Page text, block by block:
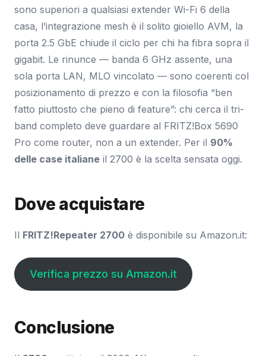
sono superiori a qualsiasi extender Wi-Fi 6 della
casa, l’integrazione mesh è il solito gioiello AVM, la
porta 2.5 GbE chiude il ciclo per chi ha fibra sopra il
gigabit. Le rinunce — banda 6 GHz assente, una
sola porta LAN, MLO vincolato — sono coerenti col
posizionamento di prezzo e con la filosofia “ben
fatto piuttosto che pieno di feature”: chi cerca il tri-
band completo deve guardare al FRITZ!Box 5690
Pro come router, non a un extender. Per il 90%
delle case italiane il 2700 è la scelta sensata oggi.
Dove acquistare
Il FRITZ!Repeater 2700 è disponibile su Amazon.it:
Verifica prezzo su Amazon.it
Conclusione